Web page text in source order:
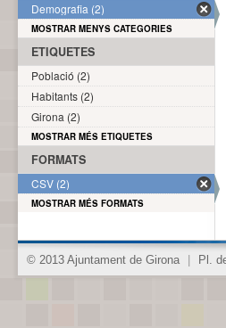
Demografia (2)
MOSTRAR MENYS CATEGORIES
ETIQUETES
Població (2)
Habitants (2)
Girona (2)
MOSTRAR MÉS ETIQUETES
FORMATS
CSV (2)
MOSTRAR MÉS FORMATS
© 2013 Ajuntament de Girona Pl.